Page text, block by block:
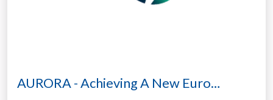
AURORA - Achieving A New Euro…